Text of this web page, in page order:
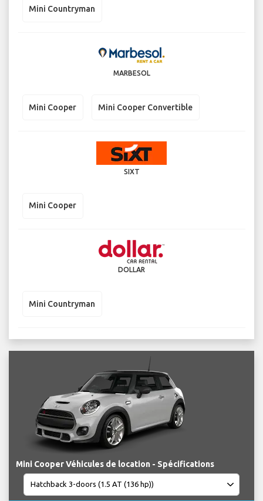
Mini Countryman
MARBESOL
Mini Cooper Mini Cooper Convertible
SIXT
Mini Cooper
DOLLAR
Mini Countryman
Mini Cooper Véhicules de location - Spécifications